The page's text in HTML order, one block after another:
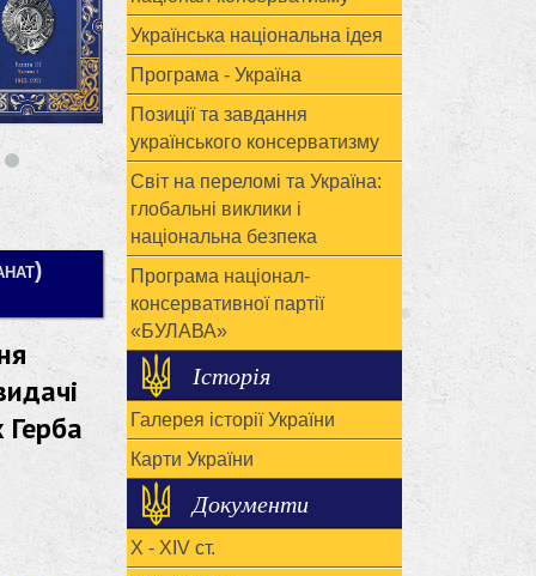
Герба
Українська національна ідея
Програма - Україна
Позиції та завдання
українського консерватизму
Світ на переломі та Україна:
глобальні виклики і
національна безпека
Програма націонал-
консервативної партії
«БУЛАВА»
Історія
Галерея історії України
Карти України
Документи
X - XIV ст.